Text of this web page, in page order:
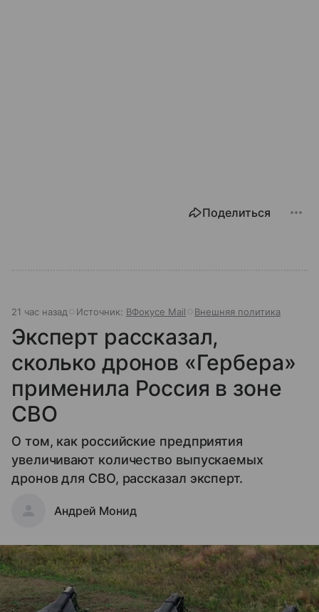
Поделиться
21 час назад Источник: ВФокусе Mail Внешняя политика
Эксперт рассказал,
сколько дронов «Гербера»
применила Россия в зоне
СВО
О том, как российские предприятия
увеличивают количество выпускаемых
дронов для СВО, рассказал эксперт.
Андрей Монид